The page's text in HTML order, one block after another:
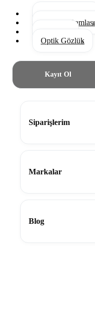
Gözyaşı Damlası
Optik Gözlük
Kayıt Ol
Siparişlerim
Markalar
Blog